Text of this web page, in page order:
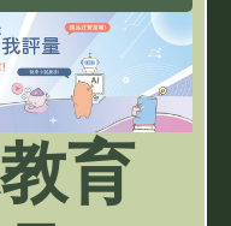
育